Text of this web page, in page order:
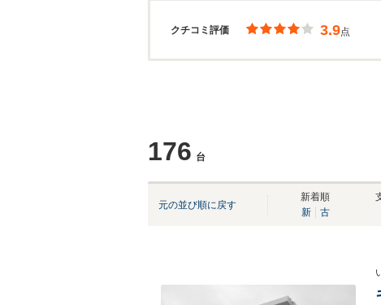
クチコミ評価 3.9点
176 台
元の並び順に戻す
新着順
新
古